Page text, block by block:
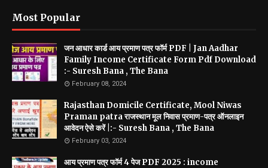
Most Popular
जन आधार कार्ड आय प्रमाण पत्र फॉर्म PDF | Jan Aadhar
Family Income Certificate Form Pdf Download
:- Suresh Bana , The Bana
February 08, 2024
Rajasthan Domicile Certificate, Mool Niwas
Praman patra राजस्थान मूल निवास प्रमाण-पत्र ऑनलाइन
आवेदन ऐसे करें |:- Suresh Bana , The Bana
February 03, 2024
आय प्रमाण पत्र फॉर्म 4 पेज PDF 2025 : income